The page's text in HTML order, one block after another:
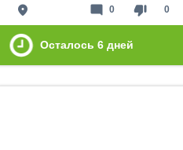
place thumb_down 0
mode_comment 0
Осталось 6 дней